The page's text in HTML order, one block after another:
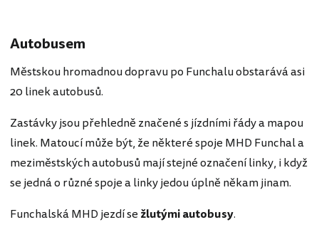
Autobusem
Městskou hromadnou dopravu po Funchalu obstarává asi
20 linek autobusů.
Zastávky jsou přehledně značené s jízdními řády a mapou
linek. Matoucí může být, že některé spoje MHD Funchal a
meziměstských autobusů mají stejné označení linky, i když
se jedná o různé spoje a linky jedou úplně někam jinam.
Funchalská MHD jezdí se žlutými autobusy.